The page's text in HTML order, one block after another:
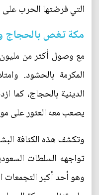
التي فرضتها الحرب على
مكة تغص بالحجاج
مع وصول أكثر من
المكرمة بالحشود.
الدينية بالحجاج، كما
يصعب معه العثور على
وتكشف هذه الكثافة
تواجهه السلطات
وهو أحد أكبر التجمعات